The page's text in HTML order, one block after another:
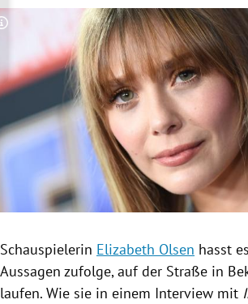
Untermenü
Untermenü
Untermenü
Untermenü
Untermenü
Untermenü
Copyright-Hinweis öffnen/schließen
Schauspielerin Elizabeth Olsen hasst
Aussagen zufolge, auf der Straße in
laufen. Wie sie in einem Interview mit